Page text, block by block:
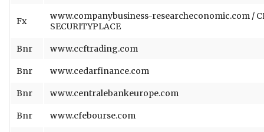
Fx
www.companybusiness-researcheconomic.com /
SECURITYPLACE
Bnr www.ccftrading.com
Bnr www.cedarfinance.com
Bnr www.centralebankeurope.com
Bnr www.cfebourse.com